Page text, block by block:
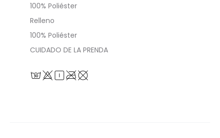
100% Poliéster
Relleno
100% Poliéster
CUIDADO DE LA PRENDA